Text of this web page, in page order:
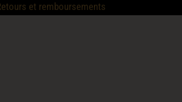
et remboursements